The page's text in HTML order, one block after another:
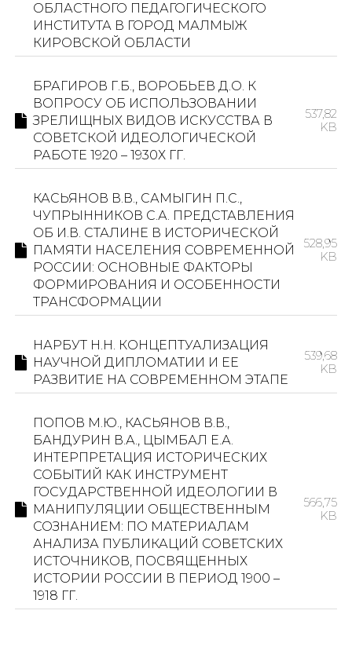
ОБЛАСТНОГО ПЕДАГОГИЧЕСКОГО
ИНСТИТУТА В ГОРОД МАЛМЫЖ
КИРОВСКОЙ ОБЛАСТИ
БРАГИРОВ Г.Б., ВОРОБЬЕВ Д.О. К
ВОПРОСУ ОБ ИСПОЛЬЗОВАНИИ
ЗРЕЛИЩНЫХ ВИДОВ ИСКУССТВА В
СОВЕТСКОЙ ИДЕОЛОГИЧЕСКОЙ
РАБОТЕ 1920 – 1930Х ГГ.
537,82
KB
КАСЬЯНОВ В.В., САМЫГИН П.С.,
ЧУПРЫННИКОВ С.А. ПРЕДСТАВЛЕНИЯ
ОБ И.В. СТАЛИНЕ В ИСТОРИЧЕСКОЙ
ПАМЯТИ НАСЕЛЕНИЯ СОВРЕМЕННОЙ
РОССИИ: ОСНОВНЫЕ ФАКТОРЫ
ФОРМИРОВАНИЯ И ОСОБЕННОСТИ
ТРАНСФОРМАЦИИ
528,95
KB
НАРБУТ Н.Н. КОНЦЕПТУАЛИЗАЦИЯ
НАУЧНОЙ ДИПЛОМАТИИ И ЕЕ
РАЗВИТИЕ НА СОВРЕМЕННОМ ЭТАПЕ
539,68
KB
ПОПОВ М.Ю., КАСЬЯНОВ В.В.,
БАНДУРИН В.А., ЦЫМБАЛ Е.А.
ИНТЕРПРЕТАЦИЯ ИСТОРИЧЕСКИХ
СОБЫТИЙ КАК ИНСТРУМЕНТ
ГОСУДАРСТВЕННОЙ ИДЕОЛОГИИ В
МАНИПУЛЯЦИИ ОБЩЕСТВЕННЫМ
СОЗНАНИЕМ: ПО МАТЕРИАЛАМ
АНАЛИЗА ПУБЛИКАЦИЙ СОВЕТСКИХ
ИСТОЧНИКОВ, ПОСВЯЩЕННЫХ
ИСТОРИИ РОССИИ В ПЕРИОД 1900 –
1918 ГГ.
566,75
KB